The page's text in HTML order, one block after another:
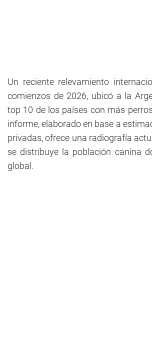
Un reciente relevamiento
comienzos de 2026, ubicó a la
top 10 de los países con más
informe, elaborado en base a
privadas, ofrece una radiografía
se distribuye la población canina
global.